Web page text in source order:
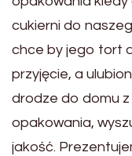
cukierni do
chce by jego tort
przyjęcie, a
drodze do domu
opakowania,
jakość.